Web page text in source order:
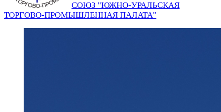
СОЮЗ "ЮЖНО-УРАЛЬСКАЯ
ТОРГОВО-ПРОМЫШЛЕННАЯ ПАЛАТА"